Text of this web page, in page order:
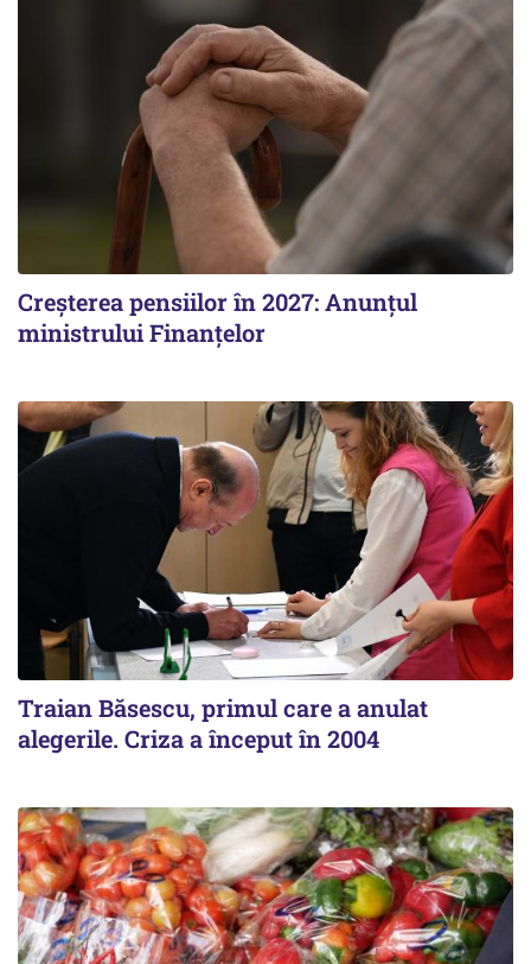
Creșterea pensiilor în 2027: Anunțul
ministrului Finanțelor
Traian Băsescu, primul care a anulat
alegerile. Criza a început în 2004